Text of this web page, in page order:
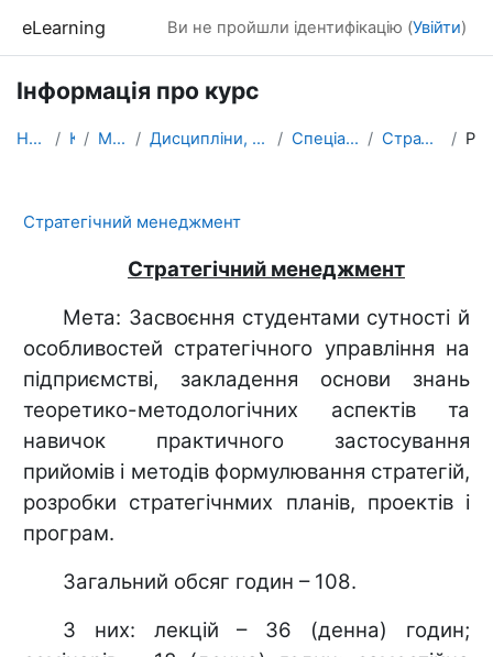
eLearning Ви не пройшли ідентифікацію (Увійти)
Інформація про курс
На головну Курси МАГІСТРАТУРА Дисципліни, які формують фахові компетентності Спеціальність МЕНЕДЖМЕНТ Стратегічний менеджмент
Стратегічний менеджмент
Стратегічний менеджмент
Мета: Засвоєння студентами сутності й
особливостей стратегічного управління на
підприємстві, закладення основи знань
теоретико-методологічних аспектів та
навичок практичного застосування
прийомів і методів формулювання стратегій,
розробки стратегічнмих планів, проектів і
програм.
Загальний обсяг годин – 108.
З них: лекцій – 36 (денна) годин;